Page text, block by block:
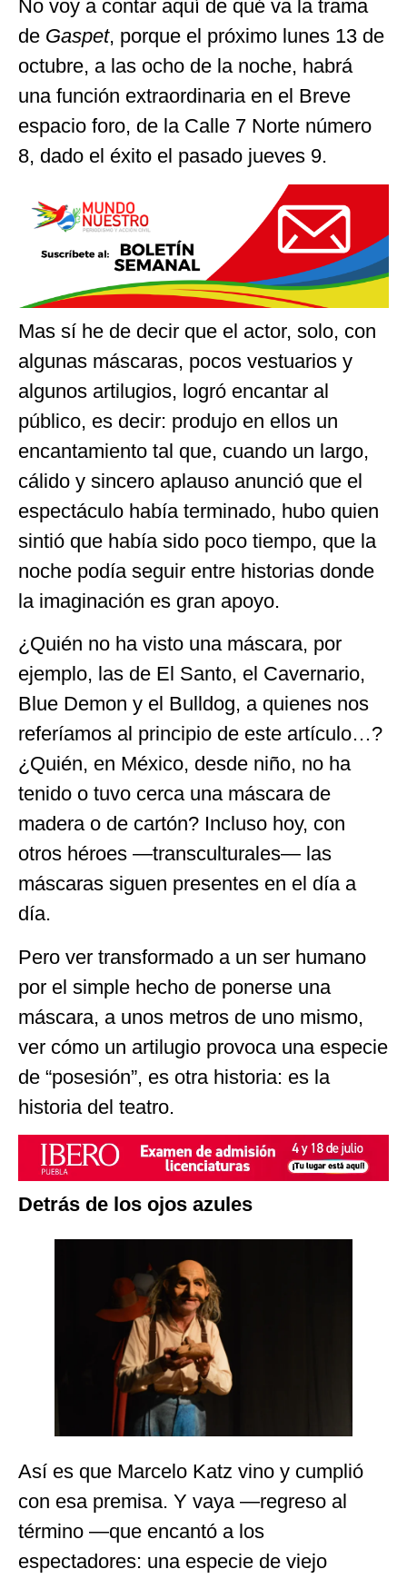
No voy a contar aquí de qué va la trama
de Gaspet, porque el próximo lunes 13 de
octubre, a las ocho de la noche, habrá
una función extraordinaria en el Breve
espacio foro, de la Calle 7 Norte número
8, dado el éxito el pasado jueves 9.
Mas sí he de decir que el actor, solo, con
algunas máscaras, pocos vestuarios y
algunos artilugios, logró encantar al
público, es decir: produjo en ellos un
encantamiento tal que, cuando un largo,
cálido y sincero aplauso anunció que el
espectáculo había terminado, hubo quien
sintió que había sido poco tiempo, que la
noche podía seguir entre historias donde
la imaginación es gran apoyo.
¿Quién no ha visto una máscara, por
ejemplo, las de El Santo, el Cavernario,
Blue Demon y el Bulldog, a quienes nos
referíamos al principio de este artículo…?
¿Quién, en México, desde niño, no ha
tenido o tuvo cerca una máscara de
madera o de cartón? Incluso hoy, con
otros héroes —transculturales— las
máscaras siguen presentes en el día a
día.
Pero ver transformado a un ser humano
por el simple hecho de ponerse una
máscara, a unos metros de uno mismo,
ver cómo un artilugio provoca una especie
de “posesión”, es otra historia: es la
historia del teatro.
Detrás de los ojos azules
Así es que Marcelo Katz vino y cumplió
con esa premisa. Y vaya —regreso al
término —que encantó a los
espectadores: una especie de viejo